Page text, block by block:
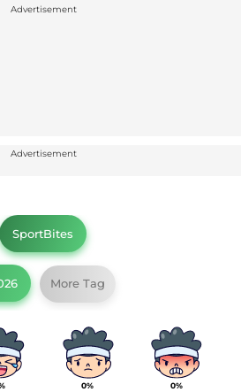
Advertisement
Advertisement
SportBites
More Tag
0% 0%